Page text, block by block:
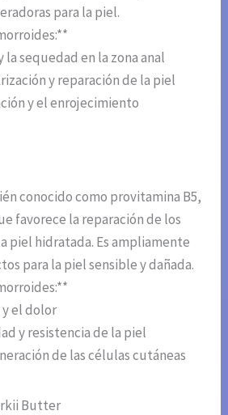
para la piel.
la sequedad en la zona anal
y reparación de la piel
y el enrojecimiento
conocido como provitamina B5,
favorece la reparación de los
piel hidratada. Es ampliamente
para la piel sensible y dañada.
y el dolor
y resistencia de la piel
de las células cutáneas
Butter